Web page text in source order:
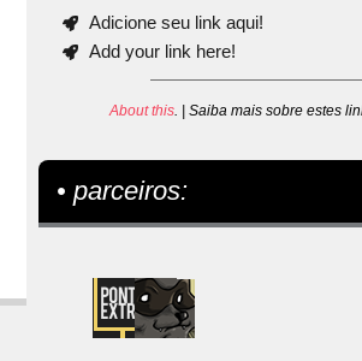
Adicione seu link aqui!
Add your link here!
About this. | Saiba mais sobre estes
• parceiros: